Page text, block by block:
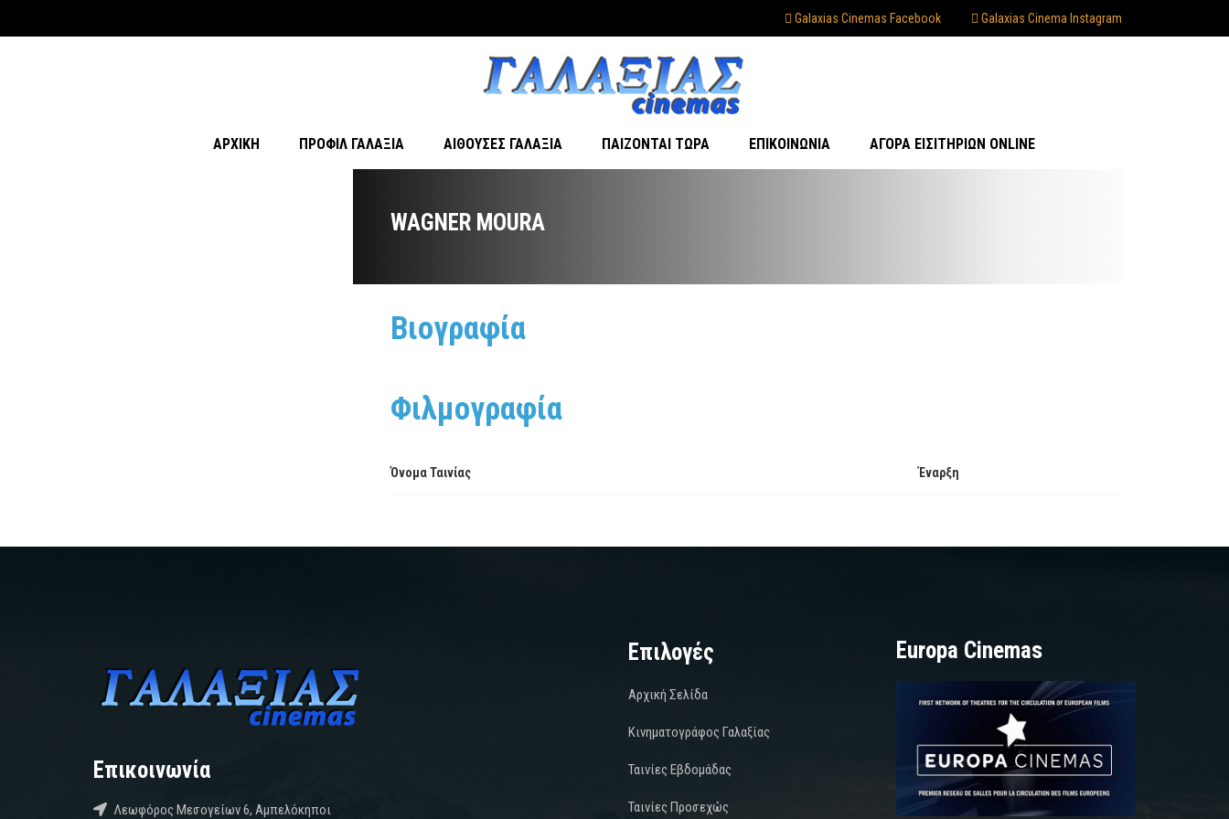
Galaxias Cinemas Facebook Galaxias Cinema Instagram
ΑΡΧΙΚΉ ΠΡΟΦΊΛ ΓΑΛΑΞΊΑ ΑΊΘΟΥΣΕΣ ΓΑΛΑΞΊΑ ΠΑΊΖΟΝΤΑΙ ΤΏΡΑ ΕΠΙΚΟΙΝΩΝΊΑ ΑΓΟΡΆ ΕΙΣΙΤΗΡΊΩΝ ONLINE
WAGNER MOURA
Βιογραφία
Φιλμογραφία
Όνομα Ταινίας Έναρξη
Επικοινωνία
Λεωφόρος Μεσογείων 6, Αμπελόκηποι
Επιλογές
Αρχική Σελίδα
Κινηματογράφος Γαλαξίας
Ταινίες Εβδομάδας
Ταινίες Προσεχώς
Europa Cinemas